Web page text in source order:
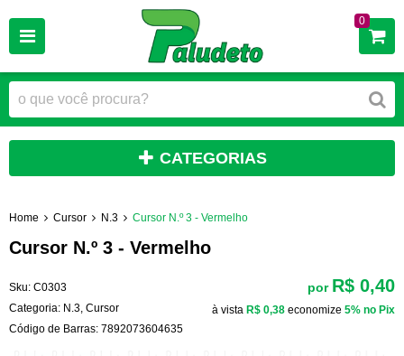
0
CATEGORIAS
Home Cursor N.3 Cursor N.º 3 - Vermelho
Cursor N.º 3 - Vermelho
Sku: C0303
Categoria: N.3 Cursor
Código de Barras: 7892073604635
por R$ 0,40
à vista R$ 0,38 economize 5% no Pix